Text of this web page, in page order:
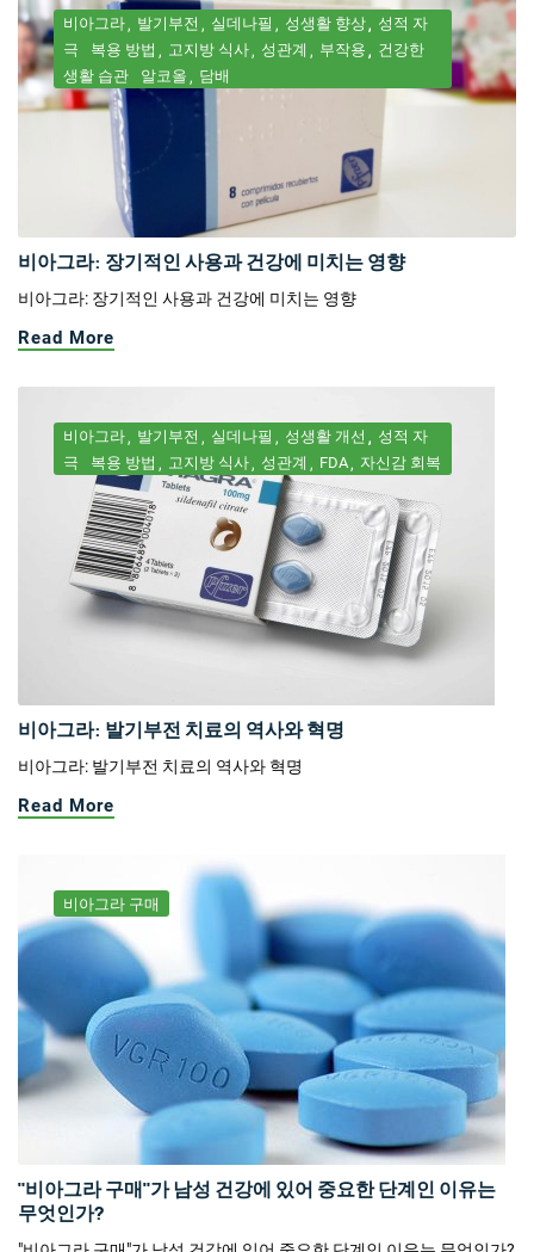
비아그라 발기부전 실데나필 성생활 향상
성적 자
극
복용 방법 고지방 식사 성관계 부작용
건강한
생활 습관
알코올 담배
비아그라: 장기적인 사용과 건강에 미치는 영향
비아그라: 장기적인 사용과 건강에 미치는 영향
Read More
비아그라 발기부전 실데나필 성생활 개선
성적 자
극
복용 방법 고지방 식사 성관계 FDA 자신감 회복
비아그라: 발기부전 치료의 역사와 혁명
비아그라: 발기부전 치료의 역사와 혁명
Read More
비아그라 구매
"비아그라 구매"가 남성 건강에 있어 중요한 단계인 이유는
무엇인가?